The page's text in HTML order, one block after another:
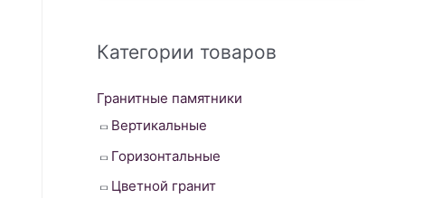
r
h
o
Категории товаров
Гранитные памятники
Вертикальные
Горизонтальные
Цветной гранит